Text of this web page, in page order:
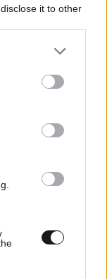
it to other
or more Google
may click to
party tags to
in below Google